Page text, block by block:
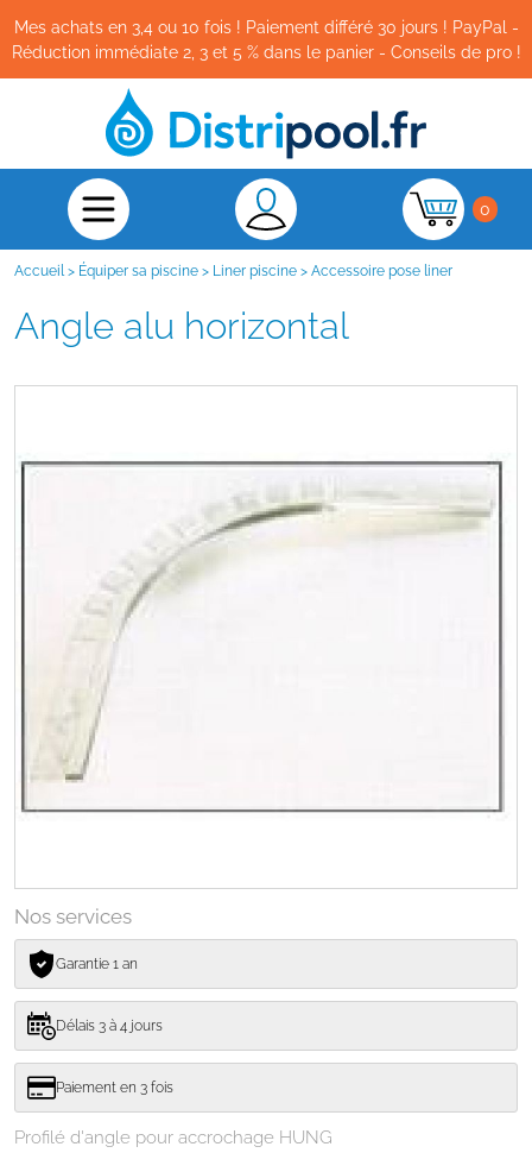
Mes achats en 3,4 ou 10 fois ! Paiement différé 30 jours ! PayPal -
Réduction immédiate 2, 3 et 5 % dans le panier - Conseils de pro !
0
Accueil > Équiper sa piscine > Liner piscine > Accessoire pose liner
Angle alu horizontal
Nos services
Garantie 1 an
Délais 3 à 4 jours
Paiement en 3 fois
Profilé d'angle pour accrochage HUNG